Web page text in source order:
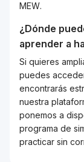
MEW.
¿Dónde
aprender a
Si quieres
puedes
encontrarás
nuestra
ponemos a
programa de
practicar sin